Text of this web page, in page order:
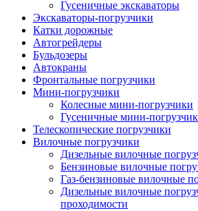
Гусеничные экскаваторы
Экскаваторы-погрузчики
Катки дорожные
Автогрейдеры
Бульдозеры
Автокраны
Фронтальные погрузчики
Мини-погрузчики
Колесные мини-погрузчики
Гусеничные мини-
Телескопические погрузчики
Вилочные погрузчики
Дизельные вилочные
Бензиновые вилочные
Газ-бензиновые вилочные
Дизельные вилочные
проходимости